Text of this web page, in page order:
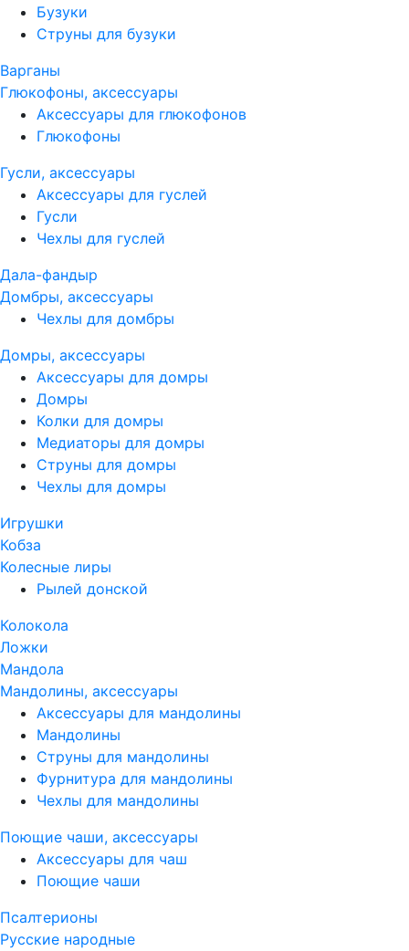
Бузуки
Струны для бузуки
Варганы
Глюкофоны, аксессуары
Аксессуары для глюкофонов
Глюкофоны
Гусли, аксессуары
Аксессуары для гуслей
Гусли
Чехлы для гуслей
Дала-фандыр
Домбры, аксессуары
Чехлы для домбры
Домры, аксессуары
Аксессуары для домры
Домры
Колки для домры
Медиаторы для домры
Струны для домры
Чехлы для домры
Игрушки
Кобза
Колесные лиры
Рылей донской
Колокола
Ложки
Мандола
Мандолины, аксессуары
Аксессуары для мандолины
Мандолины
Струны для мандолины
Фурнитура для мандолины
Чехлы для мандолины
Поющие чаши, аксессуары
Аксессуары для чаш
Поющие чаши
Псалтерионы
Русские народные